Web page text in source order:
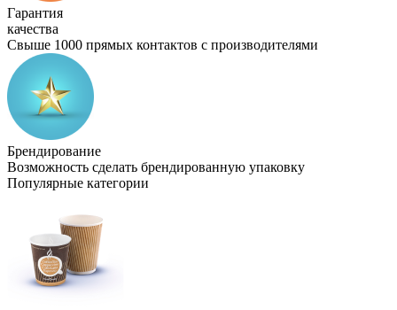
Гарантия
качества
Свыше 1000 прямых контактов с производителями
Брендирование
Возможность сделать брендированную упаковку
Популярные категории